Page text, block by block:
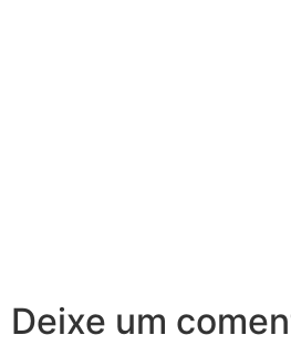
Deixe um